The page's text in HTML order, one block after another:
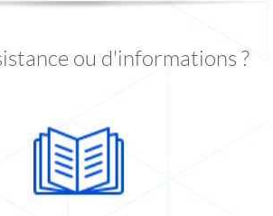
ou d'informations ?